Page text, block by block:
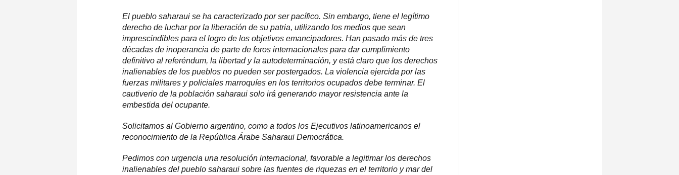
El pueblo saharaui se ha caracterizado por ser pacífico. Sin embargo, tiene el legítimo
derecho de luchar por la liberación de su patria, utilizando los medios que sean
imprescindibles para el logro de los objetivos emancipadores. Han pasado más de tres
décadas de inoperancia de parte de foros internacionales para dar cumplimiento
definitivo al referéndum, la libertad y la autodeterminación, y está claro que los derechos
inalienables de los pueblos no pueden ser postergados. La violencia ejercida por las
fuerzas militares y policiales marroquíes en los territorios ocupados debe terminar. El
cautiverio de la población saharaui solo irá generando mayor resistencia ante la
embestida del ocupante.
Solicitamos al Gobierno argentino, como a todos los Ejecutivos latinoamericanos el
reconocimiento de la República Árabe Saharaui Democrática.
Pedimos con urgencia una resolución internacional, favorable a legitimar los derechos
inalienables del pueblo saharaui sobre las fuentes de riquezas en el territorio y mar del